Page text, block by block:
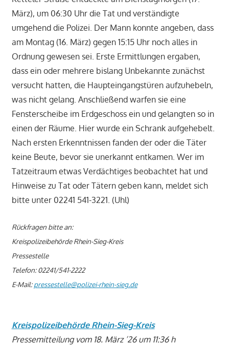
März), um 06:30 Uhr die Tat und verständigte
umgehend die Polizei. Der Mann konnte angeben, dass
am Montag (16. März) gegen 15:15 Uhr noch alles in
Ordnung gewesen sei. Erste Ermittlungen ergaben,
dass ein oder mehrere bislang Unbekannte zunächst
versucht hatten, die Haupteingangstüren aufzuhebeln,
was nicht gelang. Anschließend warfen sie eine
Fensterscheibe im Erdgeschoss ein und gelangten so in
einen der Räume. Hier wurde ein Schrank aufgehebelt.
Nach ersten Erkenntnissen fanden der oder die Täter
keine Beute, bevor sie unerkannt entkamen. Wer im
Tatzeitraum etwas Verdächtiges beobachtet hat und
Hinweise zu Tat oder Tätern geben kann, meldet sich
bitte unter 02241 541-3221. (Uhl)
Rückfragen bitte an:
Kreispolizeibehörde Rhein-Sieg-Kreis
Pressestelle
Telefon: 02241/541-2222
E-Mail:pressestelle@polizei-rhein-sieg.de
Kreispolizeibehörde Rhein-Sieg-Kreis
Pressemitteilung vom 18. März ’26 um 11:36 h